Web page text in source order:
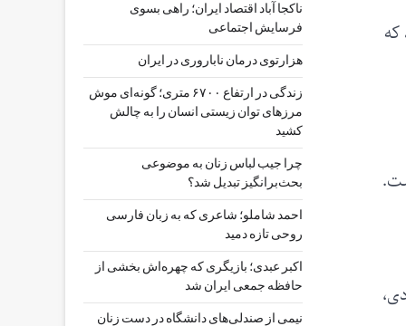
ناکجا آباد اقتصاد ایران؛ راهی بسوی
فرسایش اجتماعی
هزارتوی درمان ناباروری در ایران
زندگی در ارتفاع ۶۷۰۰ متری؛ گونه‌ای موش
مرزهای توان زیستی انسان را به چالش
کشید
چرا جیب‌ لباس زنان به موضوعی
بحث‌برانگیز تبدیل شد؟
احمد شاملو؛ شاعری که به زبان فارسی
روحی تازه دمید
اکبر عبدی؛ بازیگری که چهره‌اش بخشی از
حافظه جمعی ایران شد
نیمی از صندلی‌های دانشگاه در دست زنان